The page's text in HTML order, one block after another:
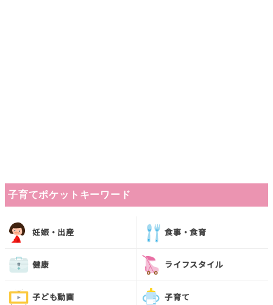
子育てポケットキーワード
妊娠・出産 食事・食育
健康 ライフスタイル
子ども動画 子育て